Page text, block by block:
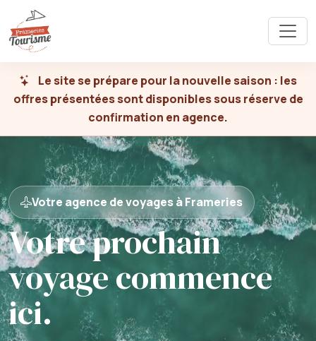
Le site se prépare pour la nouvelle saison : les
offres présentées sont disponibles sous réserve de
confirmation en agence.
Votre agence de voyages à Frameries
Votre prochain
voyage commence
ici.